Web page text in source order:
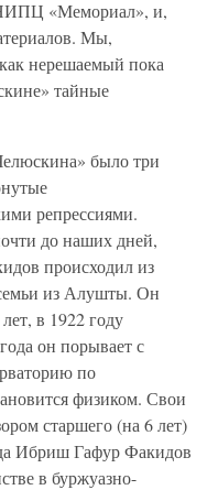
«Мемориал», и,
Мы,
нерешаемый пока
тайные
было три
репрессиями.
до наших дней,
происходил из
из Алушты. Он
в 1922 году
он порывает с
по
физиком. Свои
старшего (на 6 лет)
Ибриш Гафур Факидов
в буржуазно-